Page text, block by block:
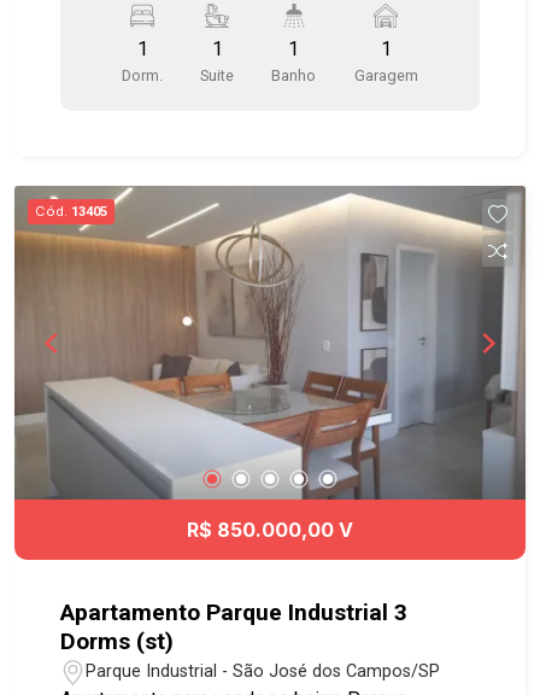
preparação pra ar condicionado em todos
ambientes, tratamento de acústica, projeto
moderno, piscina adulto e infantil, espaço
visitantes. Excelente para investidor, consulte
condições especiais Próximo ao poliedro, anglo,
moppe, materdei, concessionárias audi, bmw,
landrover, restaurantes e hotéis
1
Dorm.
1
Suite
1
Banho
1
Garagem
Cód. 13405
R$ 850.000,00 V
Apartamento Parque Industrial 3
Dorms (st)
Parque Industrial - São José dos Campos/SP